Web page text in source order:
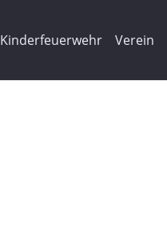
Kinderfeuerwehr Verein